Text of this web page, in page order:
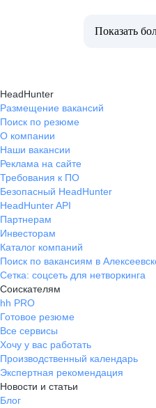
Показать
HeadHunter
Размещение вакансий
Поиск по резюме
О компании
Наши вакансии
Реклама на сайте
Требования к ПО
Безопасный HeadHunter
HeadHunter API
Партнерам
Инвесторам
Каталог компаний
Поиск по вакансиям в
Сетка: соцсеть для нетворкинга
Соискателям
hh PRO
Готовое резюме
Все сервисы
Хочу у вас работать
Производственный календарь
Экспертная рекомендация
Новости и статьи
Блог